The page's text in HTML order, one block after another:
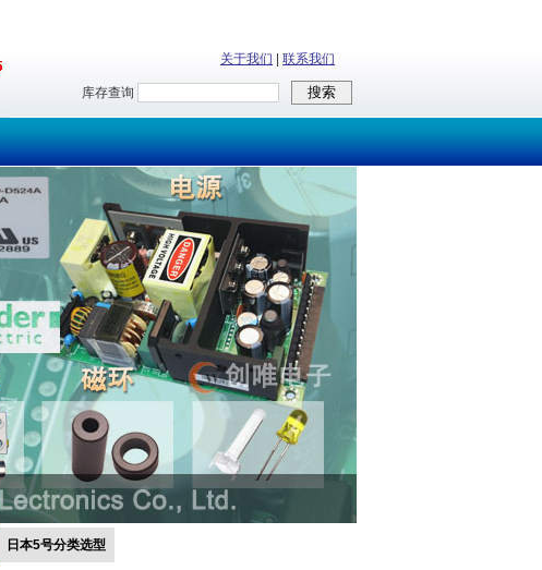
关于我们 联系我们
库存查询
日本5号分类选型